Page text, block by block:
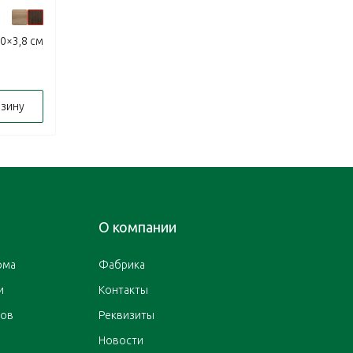
см
О компании
Фабрика
Контакты
Реквизиты
Новости